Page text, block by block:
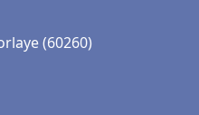
(60260)